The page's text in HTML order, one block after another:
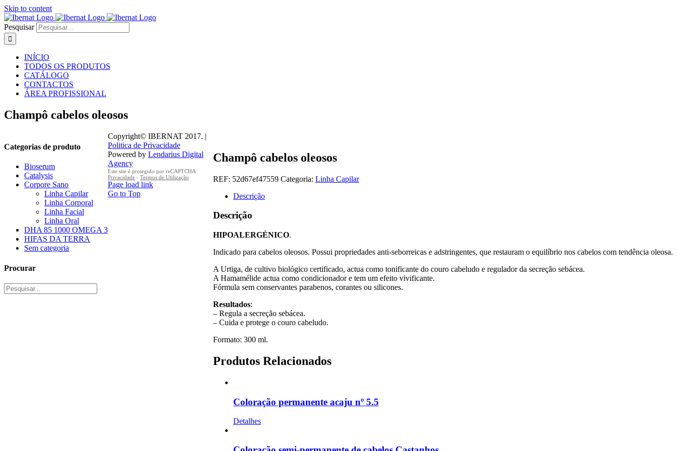
Skip to content
Pesquisar
INÍCIO
TODOS OS PRODUTOS
CATÁLOGO
CONTACTOS
ÁREA PROFISSIONAL
Champô cabelos oleosos
Champô cabelos oleosos
REF: 52d67ef47559 Categoria: Linha Capilar
Descrição
Descrição
HIPOALERGÉNICO.
Indicado para cabelos oleosos. Possui propriedades anti-seborreicas e adstringentes, que restauram o equilíbrio nos cabelos com tendência oleosa.
A Urtiga, de cultivo biológico certificado, actua como tonificante do couro cabeludo e regulador da secreção sebácea.
A Hamamélide actua como condicionador e tem um efeito vivificante.
Fórmula sem conservantes parabenos, corantes ou silicones.
Resultados:
– Regula a secreção sebácea.
– Cuida e protege o couro cabeludo.
Formato: 300 ml.
Produtos Relacionados
Coloração permanente acaju nº 5.5
Detalhes
Categorias de produto
Bioserum
Catalysis
Corpore Sano
Linha Capilar
Linha Corporal
Linha Facial
Linha Oral
DHA 85 1000 OMEGA 3
HIFAS DA TERRA
Sem categoria
Procurar
Copyright© IBERNAT 2017. |
Politica de Privacidade
Powered by Lendarius Digital
Agency
Este site é protegido por reCAPTCHA
Privacidade - Termos de Utilização
Page load link
Go to Top